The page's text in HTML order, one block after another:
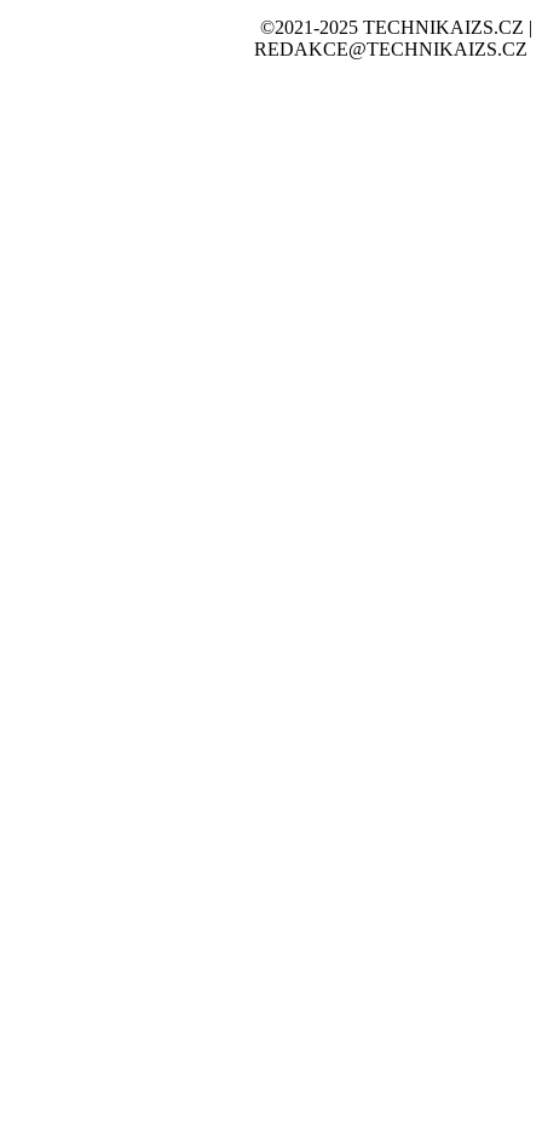
©2021-2025 TECHNIKAIZS.CZ |
REDAKCE@TECHNIKAIZS.CZ